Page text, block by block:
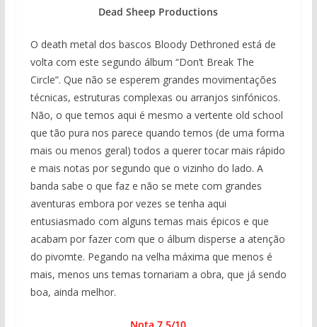
Dead Sheep Productions
O death metal dos bascos Bloody Dethroned está de
volta com este segundo álbum “Don’t Break The
Circle”. Que não se esperem grandes movimentações
técnicas, estruturas complexas ou arranjos sinfónicos.
Não, o que temos aqui é mesmo a vertente old school
que tão pura nos parece quando temos (de uma forma
mais ou menos geral) todos a querer tocar mais rápido
e mais notas por segundo que o vizinho do lado. A
banda sabe o que faz e não se mete com grandes
aventuras embora por vezes se tenha aqui
entusiasmado com alguns temas mais épicos e que
acabam por fazer com que o álbum disperse a atenção
do pivomte. Pegando na velha máxima que menos é
mais, menos uns temas tornariam a obra, que já sendo
boa, ainda melhor.